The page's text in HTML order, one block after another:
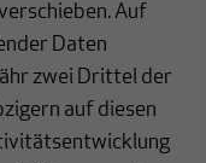
Auf
Daten
zwei Drittel der
auf diesen